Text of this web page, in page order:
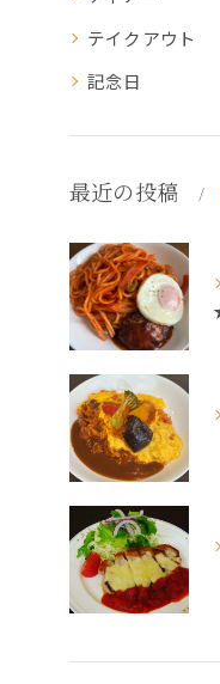
テイクアウト
記念日
最近の投稿